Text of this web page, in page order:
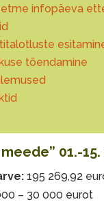
infopäeva
tõendamine
01.-
195 269,92
– 30 000 eurot